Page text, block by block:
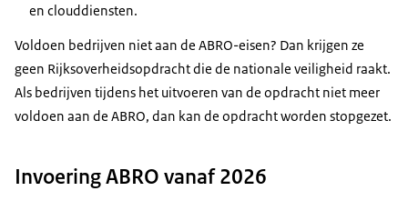
en clouddiensten.
Voldoen bedrijven niet aan de ABRO-eisen? Dan krijgen ze
geen Rijksoverheidsopdracht die de nationale veiligheid raakt.
Als bedrijven tijdens het uitvoeren van de opdracht niet meer
voldoen aan de ABRO, dan kan de opdracht worden stopgezet.
Invoering ABRO vanaf 2026